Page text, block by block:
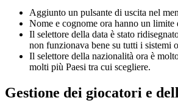
Aggiunto un pulsante di uscita nel
Nome e cognome ora hanno un limite
Il selettore della data è stato
non funzionava bene su tutti i sistemi
Il selettore della nazionalità ora è
molti più Paesi tra cui scegliere.
Gestione dei giocatori e